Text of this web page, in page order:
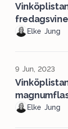
Elke Jung
9 Jun, 2023
Elke Jung